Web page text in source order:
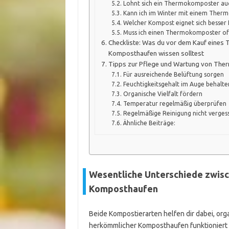
Lohnt sich ein Thermokomposter
Kann ich im Winter mit einem
Welcher Kompost eignet sich besser
Muss ich einen Thermokomposter
Checkliste: Was du vor dem Kauf
Komposthaufen wissen solltest
Tipps zur Pflege und Wartung von
Für ausreichende Belüftung sorgen
Feuchtigkeitsgehalt im Auge
Organische Vielfalt fördern
Temperatur regelmäßig überprüfen
Regelmäßige Reinigung nicht
Ähnliche Beiträge:
Wesentliche Unterschiede
Komposthaufen
Beide Kompostierarten helfen dir dabei,
herkömmlicher Komposthaufen